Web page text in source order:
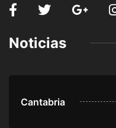
Noticias
Cantabria